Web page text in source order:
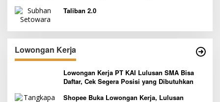
Taliban 2.0
Lowongan Kerja
Lowongan Kerja PT KAI Lulusan SMA Bisa
Daftar, Cek Segera Posisi yang Dibutuhkan
Shopee Buka Lowongan Kerja, Lulusan